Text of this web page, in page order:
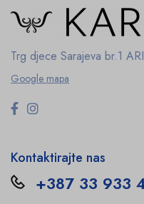
Trg djece Sarajeva br.1
Google mapa
Kontaktirajte nas
+387 33 933